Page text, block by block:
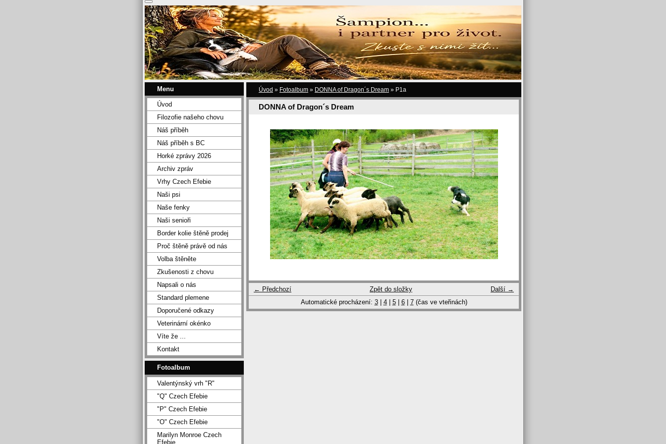
Úvod » Fotoalbum » DONNA of Dragon´s Dream » P1a
DONNA of Dragon´s Dream
← Předchozí Další →
Zpět do složky
Automatické procházení: 3| 4| 5| 6| 7(čas ve vteřinách)
Menu
Úvod
Filozofie našeho chovu
Náš příběh
Náš příběh s BC
Horké zprávy 2026
Archiv zpráv
Vrhy Czech Efebie
Naši psi
Naše fenky
Naši senioři
Border kolie štěně prodej
Proč štěně právě od nás
Volba štěněte
Zkušenosti z chovu
Napsali o nás
Standard plemene
Doporučené odkazy
Veterinární okénko
Víte že ...
Kontakt
Fotoalbum
Valentýnský vrh "R"
"Q" Czech Efebie
"P" Czech Efebie
"O" Czech Efebie
Marilyn Monroe Czech
Efebie